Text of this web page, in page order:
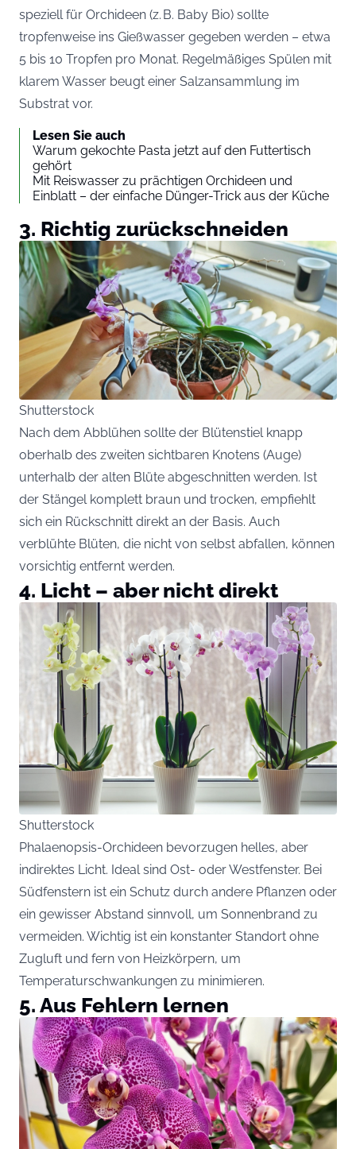
speziell für Orchideen (z. B. Baby Bio) sollte
tropfenweise ins Gießwasser gegeben werden – etwa
5 bis 10 Tropfen pro Monat. Regelmäßiges Spülen mit
klarem Wasser beugt einer Salzansammlung im
Substrat vor.
Lesen Sie auch
Warum gekochte Pasta jetzt auf den Futtertisch
gehört
Mit Reiswasser zu prächtigen Orchideen und
Einblatt – der einfache Dünger-Trick aus der Küche
3. Richtig zurückschneiden
Shutterstock
Nach dem Abblühen sollte der Blütenstiel knapp
oberhalb des zweiten sichtbaren Knotens (Auge)
unterhalb der alten Blüte abgeschnitten werden. Ist
der Stängel komplett braun und trocken, empfiehlt
sich ein Rückschnitt direkt an der Basis. Auch
verblühte Blüten, die nicht von selbst abfallen, können
vorsichtig entfernt werden.
4. Licht – aber nicht direkt
Shutterstock
Phalaenopsis-Orchideen bevorzugen helles, aber
indirektes Licht. Ideal sind Ost- oder Westfenster. Bei
Südfenstern ist ein Schutz durch andere Pflanzen oder
ein gewisser Abstand sinnvoll, um Sonnenbrand zu
vermeiden. Wichtig ist ein konstanter Standort ohne
Zugluft und fern von Heizkörpern, um
Temperaturschwankungen zu minimieren.
5. Aus Fehlern lernen